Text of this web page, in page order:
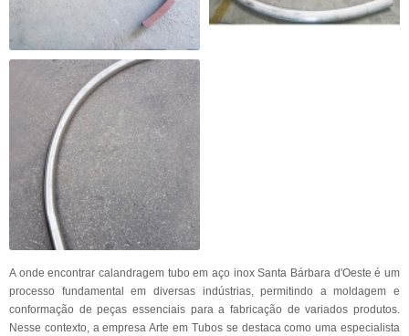
A onde encontrar calandragem tubo em aço inox Santa Bárbara d'Oeste é um
processo fundamental em diversas indústrias, permitindo a moldagem e
conformação de peças essenciais para a fabricação de variados produtos.
Nesse contexto, a empresa Arte em Tubos se destaca como uma especialista